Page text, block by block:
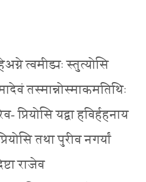
त्वमीड्यः स्तुत्योसि
तस्मान्नोस्माकमतिथिः
प्रियोसि यद्वा हविर्हहनाय
तथा पुरीव नगर्यां
राजेव